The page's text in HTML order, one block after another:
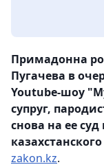
Примадонна
Пугачева в
Youtube-шоу
супруг,
снова на ее
zakon.kz.